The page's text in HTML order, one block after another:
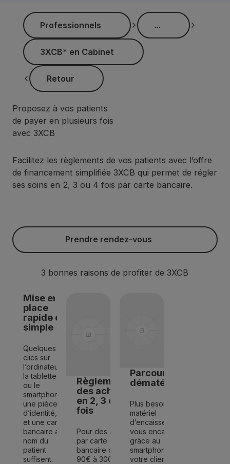
Professionnels
Professionnels
...
...
3XCB* en Cabinet
3XCB* en Cabinet
Retour
Retour
Proposez à vos patients
de payer en plusieurs fois
avec 3XCB
Facilitez les règlements de vos patients avec l’offre
de financement simplifiée 3XCB qui permet de régler
ses soins en 2, 3 ou 4 fois par carte bancaire.
Prendre rendez-vous
Prendre rendez-vous
3 bonnes raisons de profiter de 3XCB
Mise en
place
rapide et
simple
Quelques
clics sur
l’ordinateur,
la tablette
ou le
smartphone,
une pièce
d’identité,
et une carte
bancaire au
nom du
patient
suffisent.
Règlements
des achats
en 2, 3 ou 4
fois
Pour des achats
par carte
bancaire de
90€ à 3000€
Parcours
dématérialisé
Plus besoin de
matériel
d’encaissement,
vous encaissez
grâce au
smartphone de
votre client.